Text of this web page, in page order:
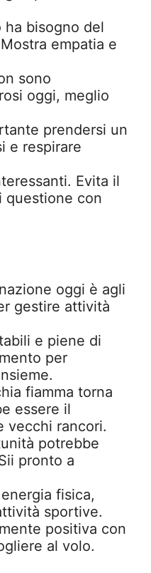
ha bisogno del
empatia e
sono
oggi, meglio
prendersi un
e respirare
Evita il
questione con
oggi è agli
gestire attività
e piene di
per
fiamma torna
essere il
vecchi rancori.
potrebbe
pronto a
fisica,
sportive.
positiva con
al volo.